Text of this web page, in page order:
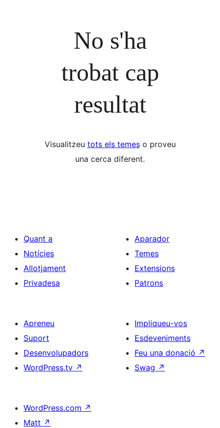
No s'ha
trobat cap
resultat
Visualitzeu tots els temeso proveu
una cerca diferent.
Quant a
Notícies
Allotjament
Privadesa
Aparador
Temes
Extensions
Patrons
Apreneu
Suport
Desenvolupadors
WordPress.tv ↗
Impliqueu-vos
Esdeveniments
Feu una donació ↗
Swag ↗
WordPress.com ↗
Matt ↗